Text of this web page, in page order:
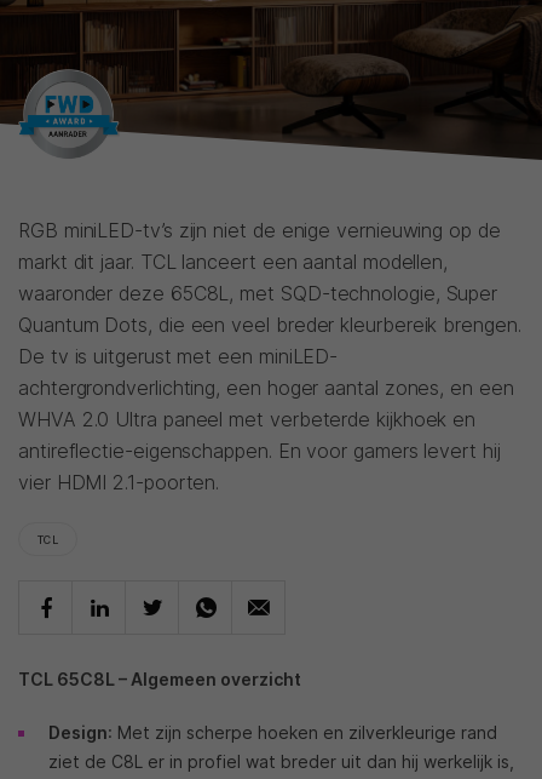
RGB miniLED-tv’s zijn niet de enige vernieuwing op de
markt dit jaar. TCL lanceert een aantal modellen,
waaronder deze 65C8L, met SQD-technologie, Super
Quantum Dots, die een veel breder kleurbereik brengen.
De tv is uitgerust met een miniLED-
achtergrondverlichting, een hoger aantal zones, en een
WHVA 2.0 Ultra paneel met verbeterde kijkhoek en
antireflectie-eigenschappen. En voor gamers levert hij
vier HDMI 2.1-poorten.
TCL
TCL 65C8L – Algemeen overzicht
Design: Met zijn scherpe hoeken en zilverkleurige rand
ziet de C8L er in profiel wat breder uit dan hij werkelijk is,